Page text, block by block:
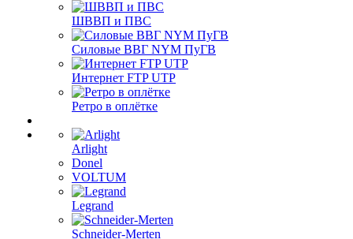
ШВВП и ПВС
Силовые ВВГ NYM ПуГВ
Интернет FTP UTP
Ретро в оплётке
Arlight
Donel
VOLTUM
Legrand
Schneider-Merten